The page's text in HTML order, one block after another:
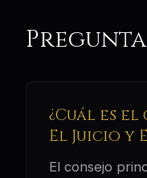
¿Cuál es
El Juicio y
El consejo